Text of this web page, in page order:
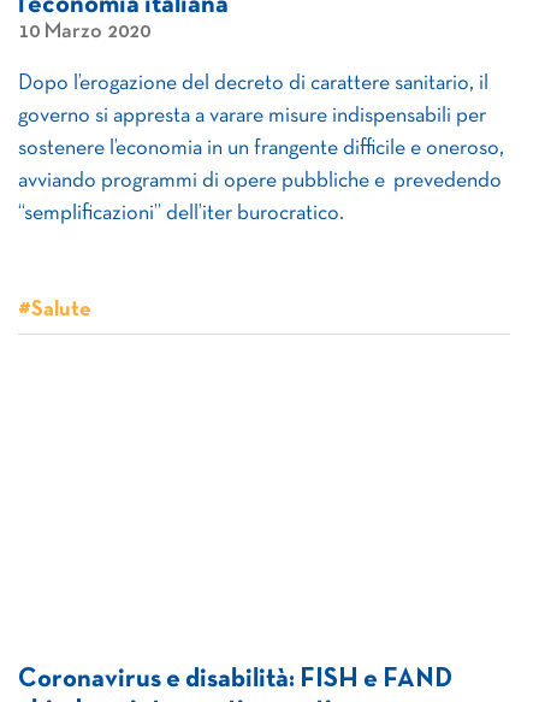
l’economia italiana
10 Marzo 2020
Dopo l’erogazione del decreto di carattere sanitario, il
governo si appresta a varare misure indispensabili per
sostenere l’economia in un frangente difficile e oneroso,
avviando programmi di opere pubbliche e prevedendo
“semplificazioni” dell’iter burocratico.
#Salute
Coronavirus e disabilità: FISH e FAND